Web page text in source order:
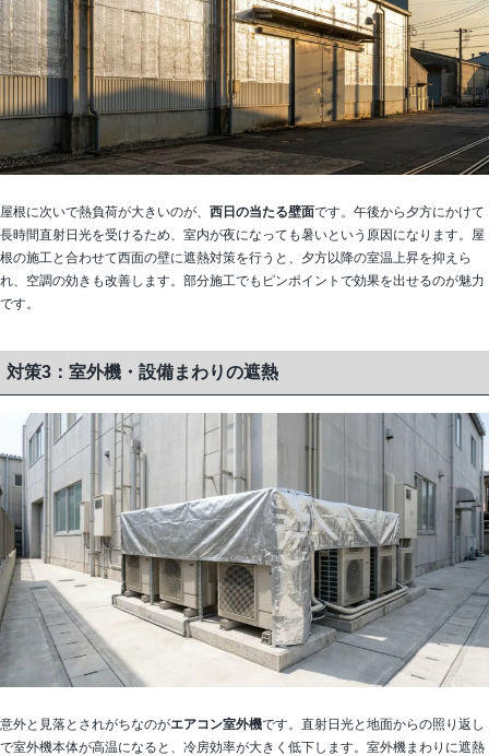
屋根に次いで熱負荷が大きいのが、 西日の当たる壁面です。午後から夕方にかけて
長時間直射日光を受けるため、室内が夜になっても暑いという原因になります。屋
根の施工と合わせて西面の壁に遮熱対策を行うと、夕方以降の室温上昇を抑えら
れ、空調の効きも改善します。部分施工でもピンポイントで効果を出せるのが魅力
です。
対策3：室外機・設備まわりの遮熱
意外と見落とされがちなのがエアコン室外機です。直射日光と地面からの照り返し
で室外機本体が高温になると、冷房効率が大きく低下します。室外機まわりに遮熱